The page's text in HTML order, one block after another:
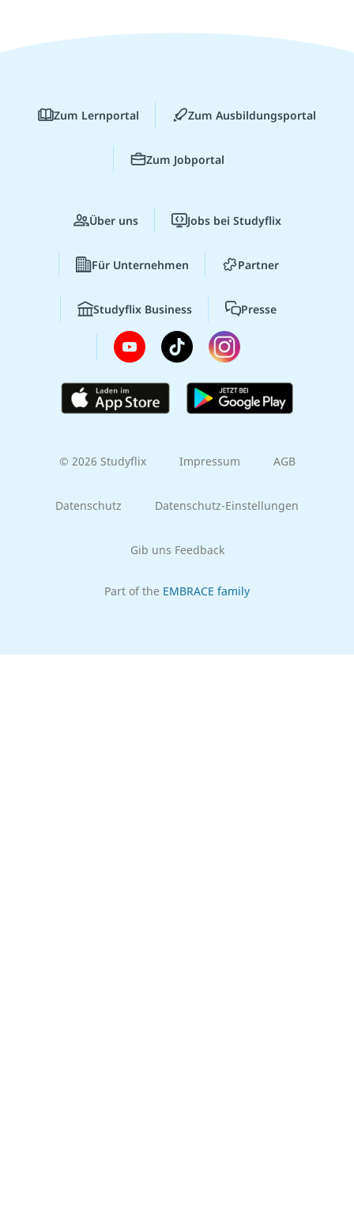
Zum Lernportal Zum Ausbildungsportal
Zum Jobportal
Über uns Jobs bei Studyflix
Für Unternehmen Partner
Studyflix Business Presse
© 2026 Studyflix Impressum AGB
Datenschutz Datenschutz-Einstellungen
Gib uns Feedback
Part of the EMBRACE family